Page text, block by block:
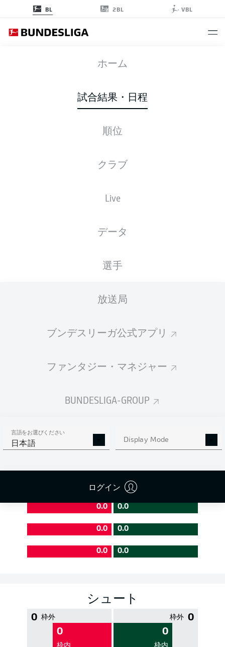
BL 2BL VBL
ホーム
試合結果・日程
順位
クラブ
Live
データ
選手
放送局
ブンデスリーガ公式アプリ
ファンタジー・マネジャー
BUNDESLIGA-GROUP
言語をお選びください
日本語 Display Mode
ログイン
FCB FCA
スターティングメンバー
0
0 % 成功率 0 %
PASS EFFICIENCY
0.0 0.0
0.0 0.0
0.0 0.0
シュート
0 枠外
0
0
枠外
0